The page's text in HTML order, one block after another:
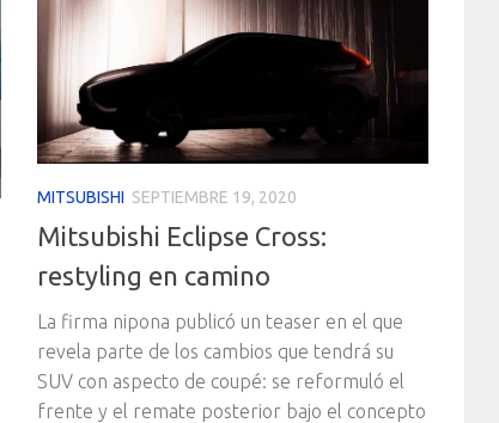
MITSUBISHI SEPTIEMBRE 19, 2020
Mitsubishi Eclipse Cross:
restyling en camino
La firma nipona publicó un teaser en el que
revela parte de los cambios que tendrá su
SUV con aspecto de coupé: se reformuló el
frente y el remate posterior bajo el concepto